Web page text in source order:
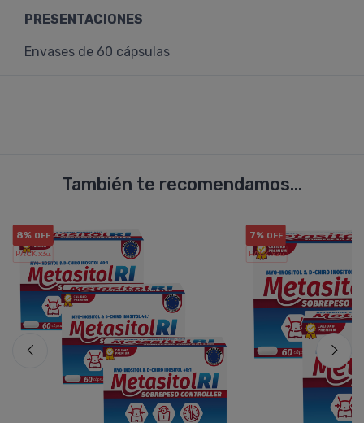
PRESENTACIONES
Envases de 60 cápsulas
También te recomendamos...
8% OFF
PACK x3u.
7% OFF
PACK x2u.